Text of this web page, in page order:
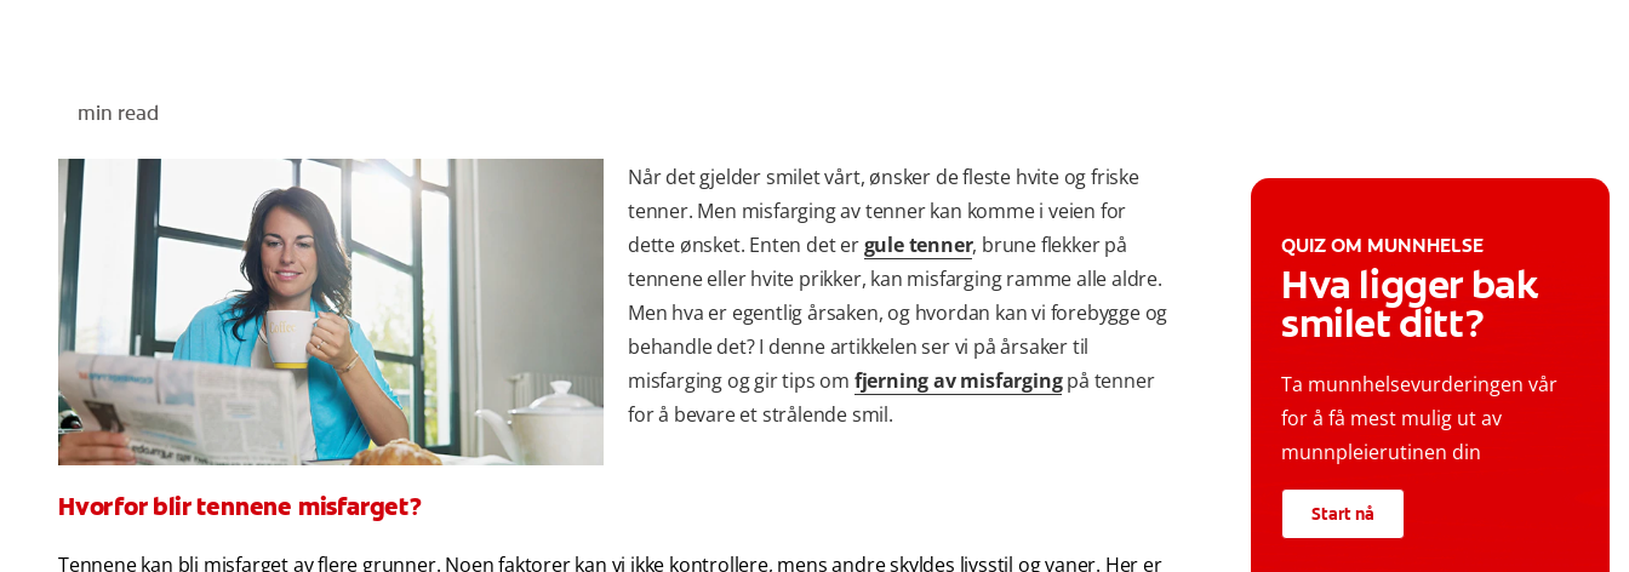
min read
Når det gjelder smilet vårt, ønsker de fleste hvite og friske
tenner. Men misfarging av tenner kan komme i veien for
dette ønsket. Enten det ergule tenner, brune flekker på
tennene eller hvite prikker, kan misfarging ramme alle aldre.
Men hva er egentlig årsaken, og hvordan kan vi forebygge og
behandle det? I denne artikkelen ser vi på årsaker til
misfarging og gir tips om fjerning av misfargingpå tenner
for å bevare et strålende smil.
Hvorfor blir tennene misfarget?
Tennene kan bli misfarget av flere grunner. Noen faktorer kan vi ikke kontrollere, mens andre skyldes livsstil og vaner. Her er
QUIZ OM MUNNHELSE
Hva ligger bak
smilet ditt?
Ta munnhelsevurderingen vår
for å få mest mulig ut av
munnpleierutinen din
Start nå